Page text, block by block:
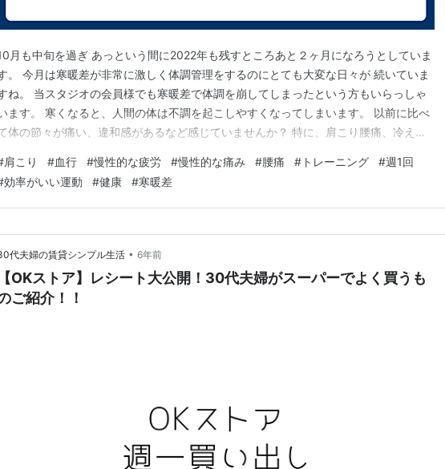
月も中旬を過ぎ あっという間に2022年も残すところあと２ヶ月になろうとしていま
。 今月は寒暖差が非常に激しく体調管理をするのにとても大変な日々が 続いていま
ね。 当スタジオの会員様でも寒暖差で体調を崩してしまったという方もいらっしゃ
ます。 寒くなると、人間の体は不調を起こしやすくなってしまいます。 以前に比べ
体の節々が痛い、違和感があるなど感じていませんか？ 特に、肩こり腰痛、冷え性
こで今回は当スタジオの強みでもあるメニューをご紹介します！ それは鍛えて解す
感覚！ トレーニング直後にマッサージを行…
肩こり #血行 #慢性的な疲労 #慢性的な痛み #腰痛 # トレーニング #週1回
効率がいい運動 #健康 #寒暖差
代夫婦の賃貸シンプル生活 • 6年前
【OKストア】レシート大公開！30代夫婦がスーパーでよく買うも
ご紹介！！